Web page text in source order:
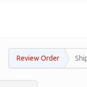
Review Order